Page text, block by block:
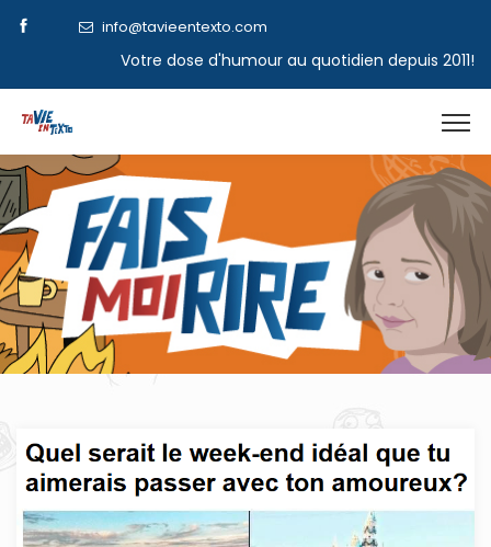
info@tavieentexto.com
Votre dose d'humour au quotidien depuis 2011!